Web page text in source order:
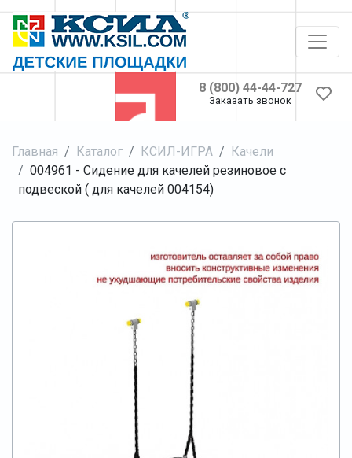
8 (800) 44-44-727
Заказать звонок
Главная Каталог КСИЛ-ИГРА
Качели
004961 - Сидение для качелей резиновое с
подвеской ( для качелей 004154)